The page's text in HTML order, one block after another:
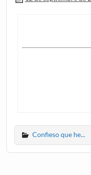
Confieso que he...